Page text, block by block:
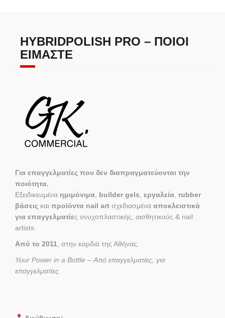
HYBRIDPOLISH PRO – ΠΟΙΟΙ
ΕΊΜΑΣΤΕ
Για επαγγελματίες που δεν διαπραγματεύονται την
ποιότητα.
Εξειδικευμένα ημιμόνιμα builder gels εργαλεία rubber
βάσεις και προϊόντα nail art σχεδιασμένα αποκλειστικά
για επαγγελματίες ονυχοπλαστικής, αισθητικούς & nail
artists.
Από το 2011 , στην καρδιά της Αθήνας.
Your Power in a Bottle – Από επαγγελματίες, για
επαγγελματίες.